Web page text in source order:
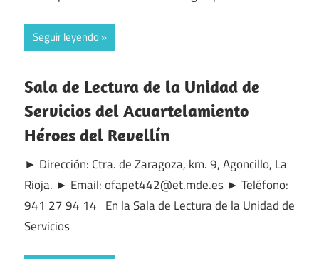
Seguir leyendo
Sala de Lectura de la Unidad de
Servicios del Acuartelamiento
Héroes del Revellín
► Dirección: Ctra. de Zaragoza, km. 9, Agoncillo, La
Rioja. ► Email: ofapet442@et.mde.es ► Teléfono:
941 27 94 14 En la Sala de Lectura de la Unidad de
Servicios